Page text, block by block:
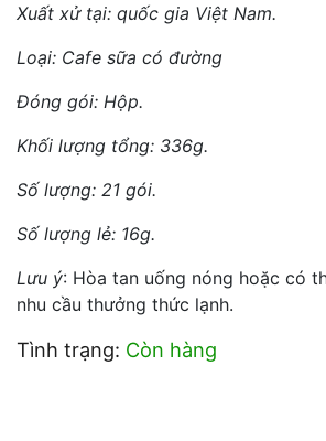
Xuất xử tại: quốc gia Việt Nam.
Loại: Cafe sữa có đường
Đóng gói: Hộp.
Khối lượng tổng: 336g.
Số lượng: 21 gói.
Số lượng lẻ: 16g.
Lưu ý: Hòa tan uống nóng hoặc có
nhu cầu thưởng thức lạnh.
Tình trạng: Còn hàng